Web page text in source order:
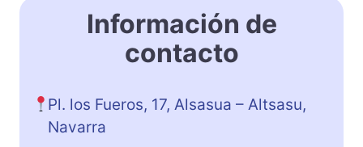
Información de
contacto
Pl. los Fueros, 17, Alsasua – Altsasu,
Navarra